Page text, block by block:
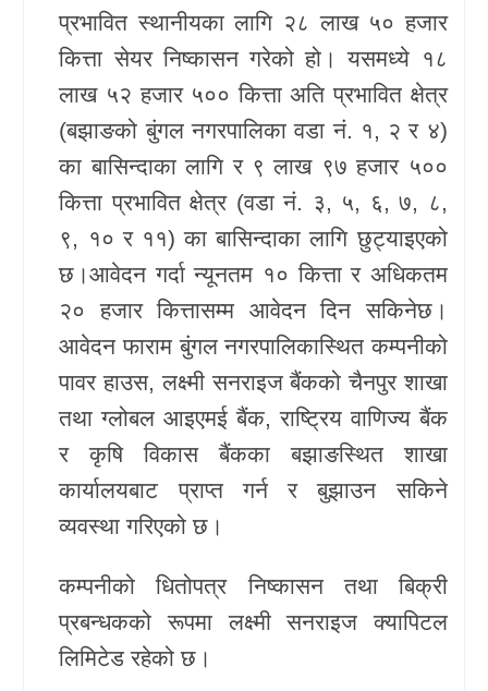
Unicode
प्रभावित स्थानीयका लागि २८ लाख ५० हजार
कित्ता सेयर निष्कासन गरेको हो। यसमध्ये १८
लाख ५२ हजार ५०० कित्ता अति प्रभावित क्षेत्र
(बझाङको बुंगल नगरपालिका वडा नं. १, २ र ४)
का बासिन्दाका लागि र ९ लाख ९७ हजार ५००
कित्ता प्रभावित क्षेत्र (वडा नं. ३, ५, ६, ७, ८,
९, १० र ११) का बासिन्दाका लागि छुट्याइएको
छ।आवेदन गर्दा न्यूनतम १० कित्ता र अधिकतम
२० हजार कित्तासम्म आवेदन दिन सकिनेछ।
आवेदन फाराम बुंगल नगरपालिकास्थित कम्पनीको
पावर हाउस, लक्ष्मी सनराइज बैंकको चैनपुर शाखा
तथा ग्लोबल आइएमई बैंक, राष्ट्रिय वाणिज्य बैंक
र कृषि विकास बैंकका बझाङस्थित शाखा
कार्यालयबाट प्राप्त गर्न र बुझाउन सकिने
व्यवस्था गरिएको छ।
कम्पनीको धितोपत्र निष्कासन तथा बिक्री
प्रबन्धकको रूपमा लक्ष्मी सनराइज क्यापिटल
लिमिटेड रहेको छ।